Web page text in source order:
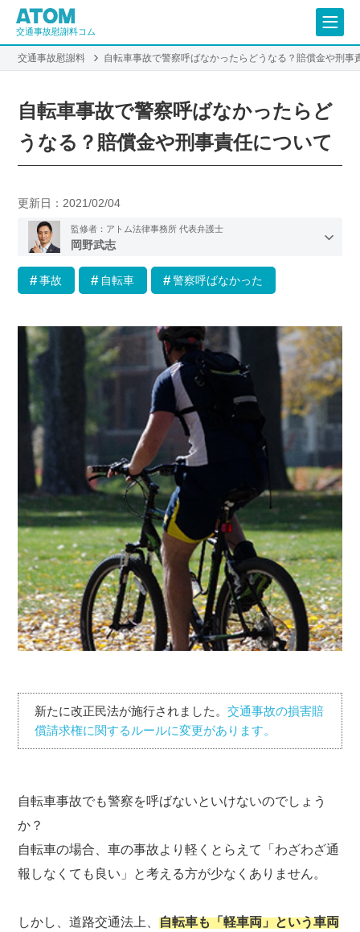
交通事故慰謝料コム
交通事故慰謝料 自転車事故で警察呼ばなかったらどうなる？賠償金や刑事
自転車事故で警察呼ばなかったらど
うなる？賠償金や刑事責任について
更新日： 2021/02/04
監修者：アトム法律事務所 代表弁護士
岡野武志
事故 自転車 警察呼ばなかった
新たに改正民法が施行されました。交通事故の損害賠
償請求権に関するルールに変更があります。
自転車事故でも警察を呼ばないといけないのでしょう
か？
自転車の場合、車の事故より軽くとらえて「わざわざ通
報しなくても良い」と考える方が少なくありません。
しかし、道路交通法上、自転車も「軽車両」という車両